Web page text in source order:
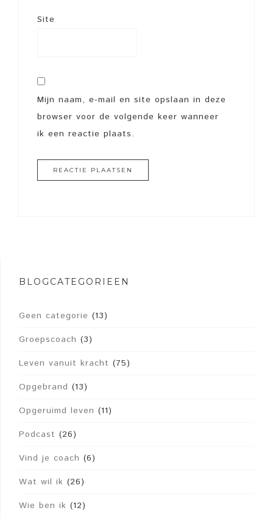
Site
Mijn naam, e-mail en site opslaan in deze
browser voor de volgende keer wanneer
ik een reactie plaats.
BLOGCATEGORIEËN
Geen categorie (13)
Groepscoach (3)
Leven vanuit kracht (75)
Opgebrand (13)
Opgeruimd leven (11)
Podcast (26)
Vind je coach (6)
Wat wil ik (26)
Wie ben ik (12)